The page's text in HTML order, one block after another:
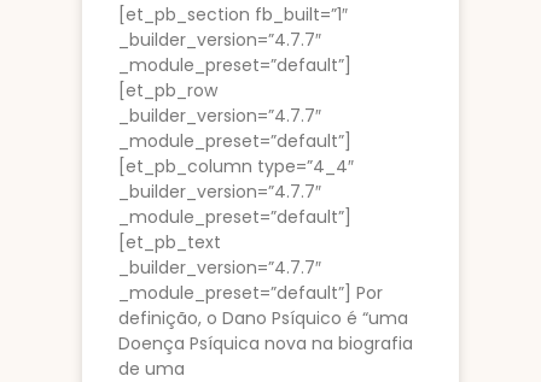
[et_pb_section fb_built=”1″
_builder_version=”4.7.7″
_module_preset=”default”]
[et_pb_row
_builder_version=”4.7.7″
_module_preset=”default”]
[et_pb_column type=”4_4″
_builder_version=”4.7.7″
_module_preset=”default”]
[et_pb_text
_builder_version=”4.7.7″
_module_preset=”default”] Por
definição, o Dano Psíquico é “uma
Doença Psíquica nova na biografia
de uma